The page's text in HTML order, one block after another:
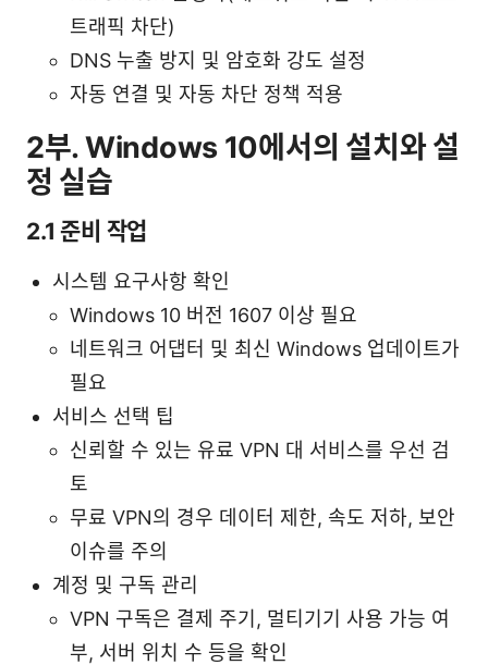
트래픽 차단)
DNS 누출 방지 및 암호화 강도 설정
자동 연결 및 자동 차단 정책 적용
2부. Windows 10에서의 설치와 설
정 실습
2.1 준비 작업
시스템 요구사항 확인
Windows 10 버전 1607 이상 필요
네트워크 어댑터 및 최신 Windows 업데이트가
필요
서비스 선택 팁
신뢰할 수 있는 유료 VPN 대 서비스를 우선 검
토
무료 VPN의 경우 데이터 제한, 속도 저하, 보안
이슈를 주의
계정 및 구독 관리
VPN 구독은 결제 주기, 멀티기기 사용 가능 여
부, 서버 위치 수 등을 확인